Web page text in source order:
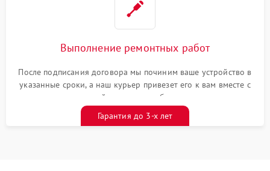
Выполнение ремонтных работ
После подписания договора мы починим ваше устройство в
указанные сроки, а наш курьер привезет его к вам вместе с
гарантийным талоном бесплатно
Гарантия до 3-х лет